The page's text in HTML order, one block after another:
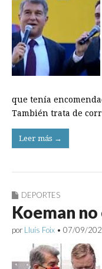
que tenía
También trata de
Leer más →
DEPORTES
Koeman
por Lluís Foix • 07/09/